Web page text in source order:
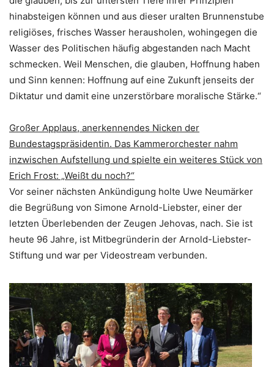
hinabsteigen können und aus dieser uralten Brunnenstube
religiöses, frisches Wasser herausholen, wohingegen die
Wasser des Politischen häufig abgestanden nach Macht
schmecken. Weil Menschen, die glauben, Hoffnung haben
und Sinn kennen: Hoffnung auf eine Zukunft jenseits der
Diktatur und damit eine unzerstörbare moralische Stärke.“
Großer Applaus, anerkennendes Nicken der
Bundestagspräsidentin. Das Kammerorchester nahm
inzwischen Aufstellung und spielte ein weiteres Stück von
Erich Frost: „Weißt du noch?“
Vor seiner nächsten Ankündigung holte Uwe Neumärker
die Begrüßung von Simone Arnold-Liebster, einer der
letzten Überlebenden der Zeugen Jehovas, nach. Sie ist
heute 96 Jahre, ist Mitbegründerin der Arnold-Liebster-
Stiftung und war per Videostream verbunden.